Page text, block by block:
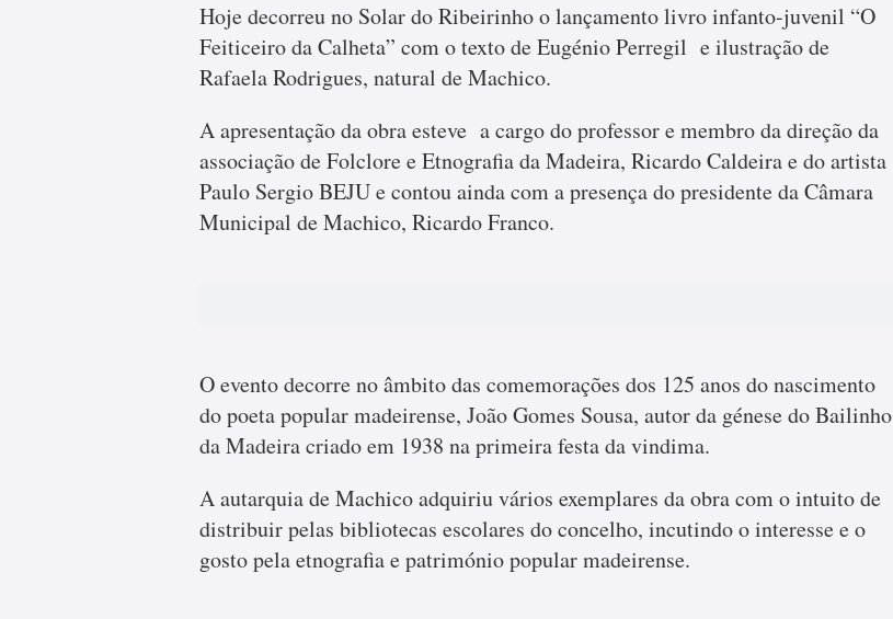
Hoje decorreu no Solar do Ribeirinho o lançamento livro infanto-juvenil “O
Feiticeiro da Calheta” com o texto de Eugénio Perregil e ilustração de
Rafaela Rodrigues, natural de Machico.
A apresentação da obra esteve a cargo do professor e membro da direção da
associação de Folclore e Etnografia da Madeira, Ricardo Caldeira e do artista
Paulo Sergio BEJU e contou ainda com a presença do presidente da Câmara
Municipal de Machico, Ricardo Franco.
O evento decorre no âmbito das comemorações dos 125 anos do nascimento
do poeta popular madeirense, João Gomes Sousa, autor da génese do Bailinho
da Madeira criado em 1938 na primeira festa da vindima.
A autarquia de Machico adquiriu vários exemplares da obra com o intuito de
distribuir pelas bibliotecas escolares do concelho, incutindo o interesse e o
gosto pela etnografia e património popular madeirense.